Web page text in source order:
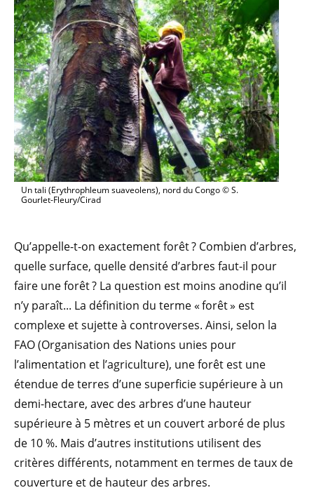
Un tali (Erythrophleum suaveolens), nord du Congo © S.
Gourlet-Fleury/Cirad
Qu’appelle-t-on exactement forêt ? Combien d’arbres,
quelle surface, quelle densité d’arbres faut-il pour
faire une forêt ? La question est moins anodine qu’il
n’y paraît... La définition du terme « forêt » est
complexe et sujette à controverses. Ainsi, selon la
FAO (Organisation des Nations unies pour
l’alimentation et l’agriculture), une forêt est une
étendue de terres d’une superficie supérieure à un
demi-hectare, avec des arbres d’une hauteur
supérieure à 5 mètres et un couvert arboré de plus
de 10 %. Mais d’autres institutions utilisent des
critères différents, notamment en termes de taux de
couverture et de hauteur des arbres.